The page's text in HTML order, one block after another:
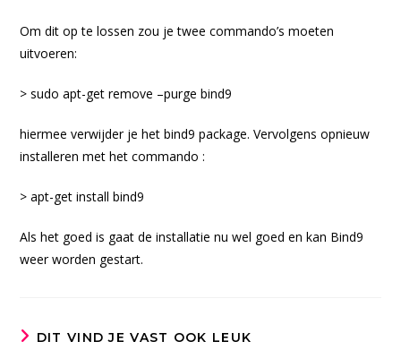
Om dit op te lossen zou je twee commando’s moeten
uitvoeren:
> sudo apt-get remove –purge bind9
hiermee verwijder je het bind9 package. Vervolgens opnieuw
installeren met het commando :
> apt-get install bind9
Als het goed is gaat de installatie nu wel goed en kan Bind9
weer worden gestart.
DIT VIND JE VAST OOK LEUK